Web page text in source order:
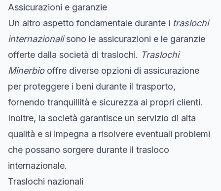
Assicurazioni e garanzie
Un altro aspetto fondamentale durante i traslochi
internazionalisono le assicurazioni e le garanzie
offerte dalla società di traslochi. Traslochi
Minerbiooffre diverse opzioni di assicurazione
per proteggere i beni durante il trasporto,
fornendo tranquillità e sicurezza ai propri clienti.
Inoltre, la società garantisce un servizio di alta
qualità e si impegna a risolvere eventuali problemi
che possano sorgere durante il trasloco
internazionale.
Traslochi nazionali